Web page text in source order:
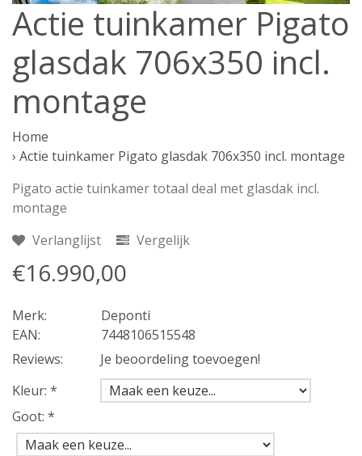
Actie tuinkamer Pigato
glasdak 706x350 incl.
montage
Home
› Actie tuinkamer Pigato glasdak 706x350 incl. montage
Pigato actie tuinkamer totaal deal met glasdak incl.
montage
Verlanglijst
Vergelijk
€16.990,00
Merk:
Deponti
EAN:
7448106515548
Reviews:
Je beoordeling toevoegen!
Kleur: *
Goot: *